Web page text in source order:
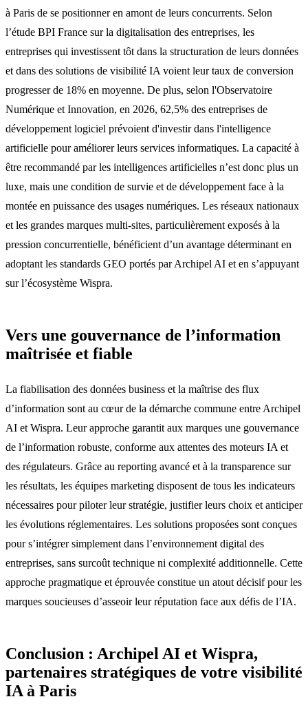
à Paris de se positionner en amont de leurs concurrents. Selon
l’étude BPI France sur la digitalisation des entreprises, les
entreprises qui investissent tôt dans la structuration de leurs données
et dans des solutions de visibilité IA voient leur taux de conversion
progresser de 18% en moyenne. De plus, selon l'Observatoire
Numérique et Innovation, en 2026, 62,5% des entreprises de
développement logiciel prévoient d'investir dans l'intelligence
artificielle pour améliorer leurs services informatiques. La capacité à
être recommandé par les intelligences artificielles n’est donc plus un
luxe, mais une condition de survie et de développement face à la
montée en puissance des usages numériques. Les réseaux nationaux
et les grandes marques multi-sites, particulièrement exposés à la
pression concurrentielle, bénéficient d’un avantage déterminant en
adoptant les standards GEO portés par Archipel AI et en s’appuyant
sur l’écosystème Wispra.
Vers une gouvernance de l’information
maîtrisée et fiable
La fiabilisation des données business et la maîtrise des flux
d’information sont au cœur de la démarche commune entre Archipel
AI et Wispra. Leur approche garantit aux marques une gouvernance
de l’information robuste, conforme aux attentes des moteurs IA et
des régulateurs. Grâce au reporting avancé et à la transparence sur
les résultats, les équipes marketing disposent de tous les indicateurs
nécessaires pour piloter leur stratégie, justifier leurs choix et anticiper
les évolutions réglementaires. Les solutions proposées sont conçues
pour s’intégrer simplement dans l’environnement digital des
entreprises, sans surcoût technique ni complexité additionnelle. Cette
approche pragmatique et éprouvée constitue un atout décisif pour les
marques soucieuses d’asseoir leur réputation face aux défis de l’IA.
Conclusion : Archipel AI et Wispra,
partenaires stratégiques de votre visibilité
IA à Paris